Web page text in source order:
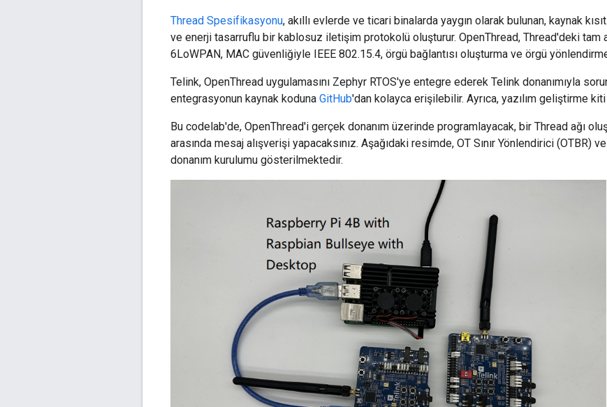
Thread Spesifikasyonu, akıllı evlerde ve ticari binalarda yaygın olarak bulunan, kaynak
ve enerji tasarruflu bir kablosuz iletişim protokolü oluşturur. OpenThread, Thread'deki tam
6LoWPAN, MAC güvenliğiyle IEEE 802.15.4, örgü bağlantısı oluşturma ve örgü
Telink, OpenThread uygulamasını Zephyr RTOS'ye entegre ederek Telink donanımıyla
entegrasyonun kaynak koduna GitHub'dan kolayca erişilebilir. Ayrıca, yazılım geliştirme
Bu codelab'de, OpenThread'i gerçek donanım üzerinde programlayacak, bir Thread ağı
arasında mesaj alışverişi yapacaksınız. Aşağıdaki resimde, OT Sınır Yönlendirici (OTBR)
donanım kurulumu gösterilmektedir.